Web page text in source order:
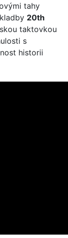
tahy
20th
taktovkou
s
historii